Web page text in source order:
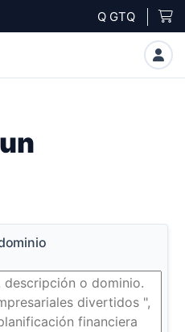
Q GTQ